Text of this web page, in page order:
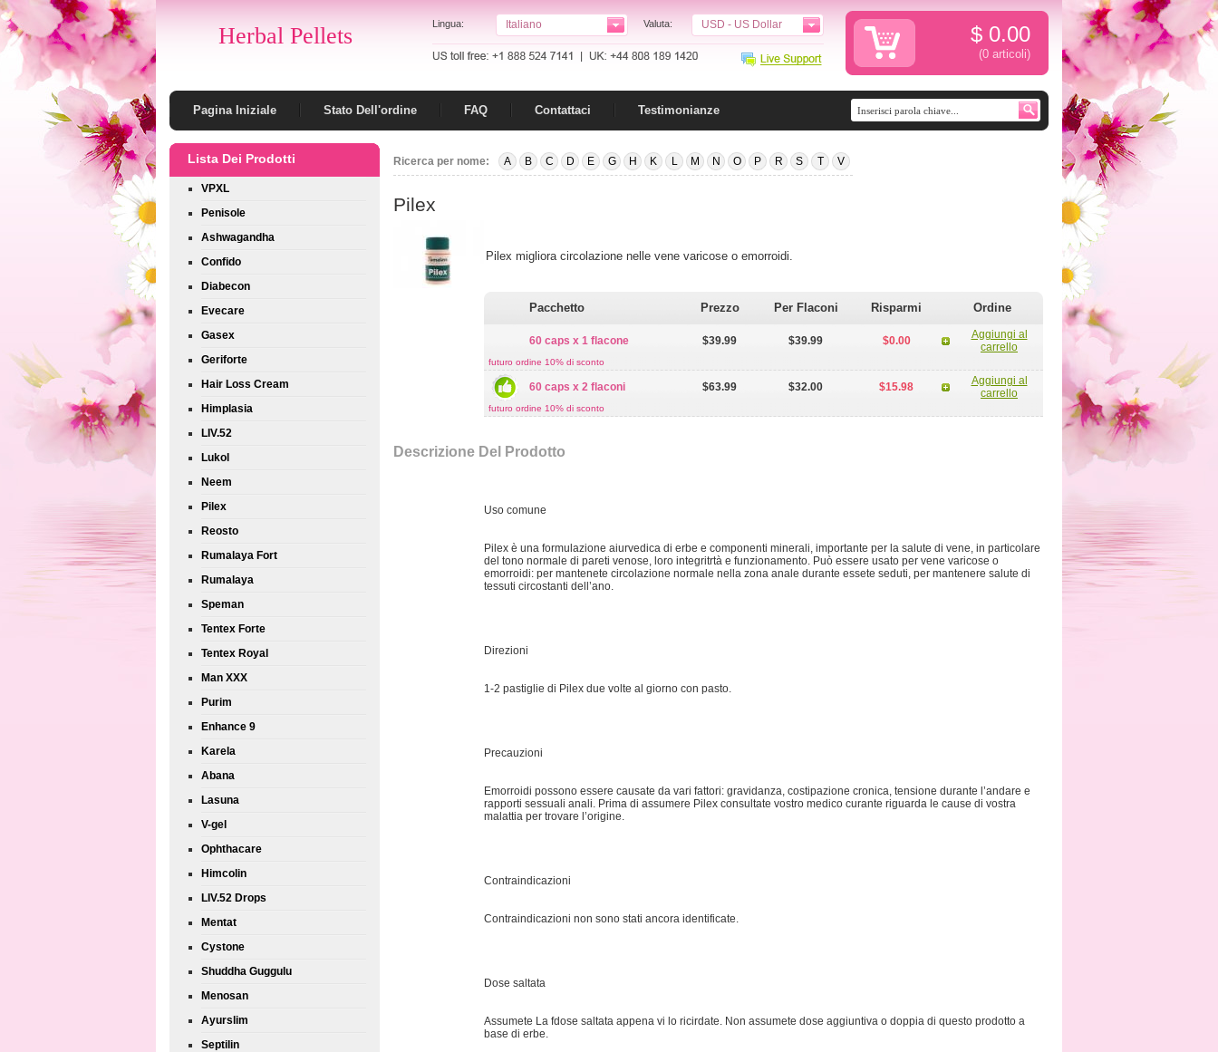
Herbal Pellets Lingua: Italiano Valuta: USD - US Dollar $ 0.00
(0 articoli)
Pagina Iniziale Stato Dell'ordine FAQ Contattaci Testimonianze
Lista Dei Prodotti
VPXL
Penisole
Ashwagandha
Confido
Diabecon
Evecare
Gasex
Geriforte
Hair Loss Cream
Himplasia
LIV.52
Lukol
Neem
Pilex
Reosto
Rumalaya Fort
Rumalaya
Speman
Tentex Forte
Tentex Royal
Man XXX
Purim
Enhance 9
Karela
Abana
Lasuna
V-gel
Ophthacare
Himcolin
LIV.52 Drops
Mentat
Cystone
Shuddha Guggulu
Menosan
Ayurslim
Septilin
Ricerca per nome: A B C D E G H K L M N O P R S T V
Pilex
Pilex migliora circolazione nelle vene varicose o emorroidi.
Pacchetto Prezzo Per Flaconi Risparmi Ordine
60 caps x 1 flacone $39.99 $39.99 $0.00
Aggiungi al
carrello
futuro ordine 10% di sconto
60 caps x 2 flaconi $63.99 $32.00 $15.98
Aggiungi al
carrello
futuro ordine 10% di sconto
Descrizione Del Prodotto
Uso comune
Pilex è una formulazione aiurvedica di erbe e componenti minerali, importante per la salute di vene, in particolare
del tono normale di pareti venose, loro integritrtà e funzionamento. Può essere usato per vene varicose o
emorroidi: per mantenete circolazione normale nella zona anale durante essete seduti, per mantenere salute di
tessuti circostanti dell’ano.
Direzioni
1-2 pastiglie di Pilex due volte al giorno con pasto.
Precauzioni
Emorroidi possono essere causate da vari fattori: gravidanza, costipazione cronica, tensione durante l’andare e
rapporti sessuali anali. Prima di assumere Pilex consultate vostro medico curante riguarda le cause di vostra
malattia per trovare l’origine.
Contraindicazioni
Contraindicazioni non sono stati ancora identificate.
Dose saltata
Assumete La fdose saltata appena vi lo ricirdate. Non assumete dose aggiuntiva o doppia di questo prodotto a
base di erbe.